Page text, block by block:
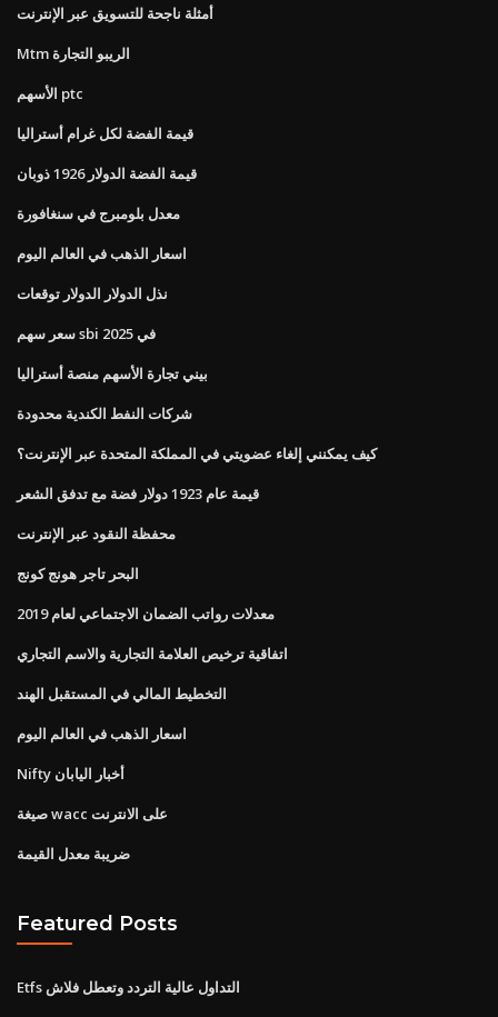
أمثلة ناجحة للتسويق عبر الإنترنت
Mtm الريبو التجارة
الأسهم ptc
قيمة الفضة لكل غرام أستراليا
قيمة الفضة الدولار 1926 ذوبان
معدل بلومبرج في سنغافورة
اسعار الذهب في العالم اليوم
نذل الدولار الدولار توقعات
سعر سهم sbi في 2025
بيني تجارة الأسهم منصة أستراليا
شركات النفط الكندية محدودة
كيف يمكنني إلغاء عضويتي في المملكة المتحدة عبر الإنترنت؟
قيمة عام 1923 دولار فضة مع تدفق الشعر
محفظة النقود عبر الإنترنت
البحر تاجر هونج كونج
معدلات رواتب الضمان الاجتماعي لعام 2019
اتفاقية ترخيص العلامة التجارية والاسم التجاري
التخطيط المالي في المستقبل الهند
اسعار الذهب في العالم اليوم
Nifty أخبار اليابان
صيغة wacc على الانترنت
ضريبة معدل القيمة
Featured Posts
Etfs التداول عالية التردد وتعطل فلاش